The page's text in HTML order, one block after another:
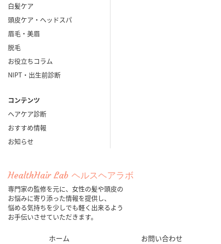
白髪ケア
頭皮ケア・ヘッドスパ
眉毛・美眉
脱毛
お役立ちコラム
NIPT・出生前診断
コンテンツ
ヘアケア診断
おすすめ情報
お知らせ
HealthHair Lab ヘルスヘアラボ
専門家の監修を元に、女性の髪や頭皮の
お悩みに寄り添った情報を提供し、
悩める気持ちを少しでも軽く出来るよう
お手伝いさせていただきます。
ホーム
お問い合わせ